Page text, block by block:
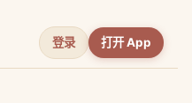
登录 打开 App